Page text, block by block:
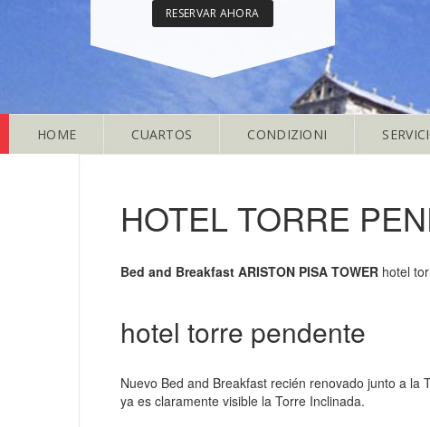
RESERVAR AHORA
HOME CUARTOS CONDIZIONI
HOTEL TORRE
Bed and Breakfast ARISTON PISA TOWER hotel
hotel torre pendente
Nuevo Bed and Breakfast recién renovado junto a la
ya es claramente visible la Torre Inclinada.